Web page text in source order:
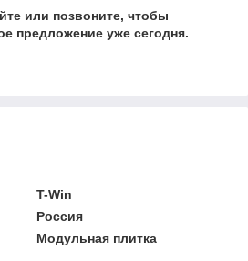
или позвоните, чтобы
предложение уже сегодня.
T-Win
Россия
Модульная плитка